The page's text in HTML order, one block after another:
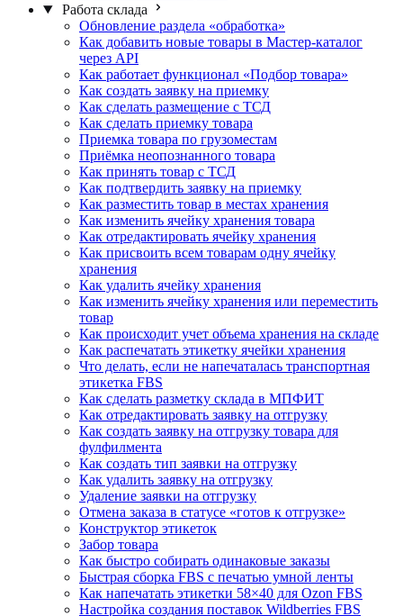
Работа склада
Обновление раздела «обработка»
Как добавить новые товары в Мастер-каталог
через API
Как работает функционал «Подбор товара»
Как создать заявку на приемку
Как сделать размещение с ТСД
Как сделать приемку товара
Приемка товара по грузоместам
Приёмка неопознанного товара
Как принять товар с ТСД
Как подтвердить заявку на приемку
Как разместить товар в местах хранения
Как изменить ячейку хранения товара
Как отредактировать ячейку хранения
Как присвоить всем товарам одну ячейку
хранения
Как удалить ячейку хранения
Как изменить ячейку хранения или переместить
товар
Как происходит учет объема хранения на складе
Как распечатать этикетку ячейки хранения
Что делать, если не напечаталась транспортная
этикетка FBS
Как сделать разметку склада в МПФИТ
Как отредактировать заявку на отгрузку
Как создать заявку на отгрузку товара для
фулфилмента
Как создать тип заявки на отгрузку
Как удалить заявку на отгрузку
Удаление заявки на отгрузку
Отмена заказа в статусе «готов к отгрузке»
Конструктор этикеток
Забор товара
Как быстро собирать одинаковые заказы
Быстрая сборка FBS с печатью умной ленты
Как напечатать этикетки 58×40 для Ozon FBS
Настройка создания поставок Wildberries FBS